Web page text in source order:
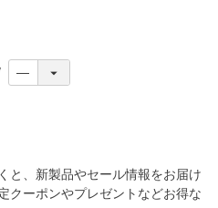
と、新製品やセール情報をお届け
クーポンやプレゼントなどお得な